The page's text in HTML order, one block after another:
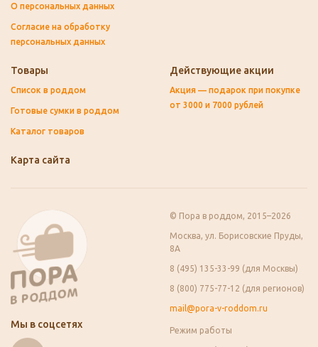
О персональных данных
Согласие на обработку
персональных данных
Товары
Список в роддом
Готовые сумки в роддом
Каталог товаров
Действующие акции
Акция — подарок при покупке
от 3000 и 7000 рублей
Карта сайта
Мы в соцсетях
© Пора в роддом, 2015–2026
Москва, ул. Борисовские Пруды,
8А
8 (495) 135-33-99 (для Москвы)
8 (800) 775-77-12 (для регионов)
mail@pora-v-roddom.ru
Режим работы